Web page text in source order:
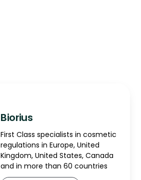
Biorius
First Class specialists in cosmetic
regulations in Europe, United
Kingdom, United States, Canada
and in more than 60 countries